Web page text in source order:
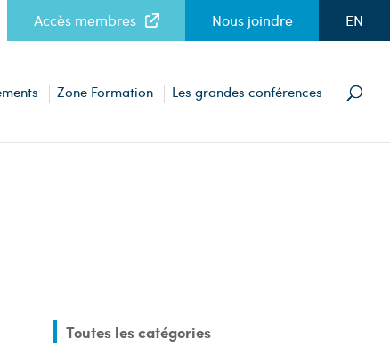
Accès membres Nous joindre EN
Zone Formation Les grandes conférences
Toutes les catégories